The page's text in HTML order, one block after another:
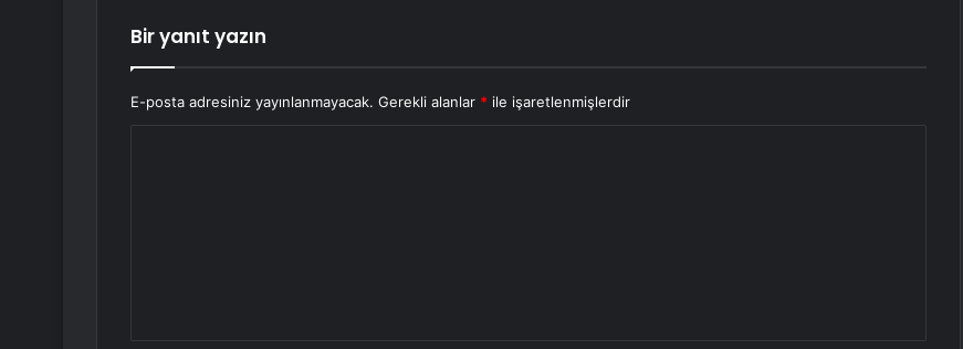
Bir yanıt yazın
E-posta adresiniz yayınlanmayacak. Gerekli alanlar * ile işaretlenmişlerdir